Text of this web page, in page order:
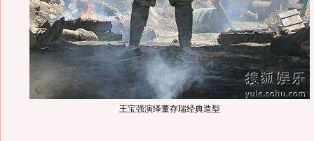
王宝强演绎董存瑞经典造型